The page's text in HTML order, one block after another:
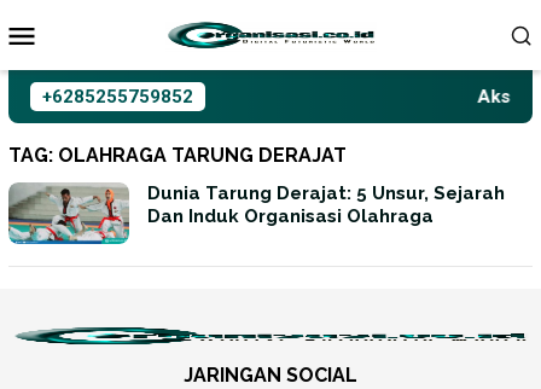
ke
+6285255759852
TAG: OLAHRAGA TARUNG DERAJAT
Dunia Tarung Derajat: 5 Unsur, Sejarah
Dan Induk Organisasi Olahraga
JARINGAN SOCIAL